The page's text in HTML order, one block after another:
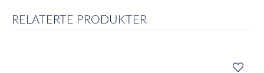
RELATERTE PRODUKTER